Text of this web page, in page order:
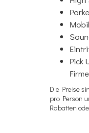
Pick
Die Preise
pro Person
Rabatten